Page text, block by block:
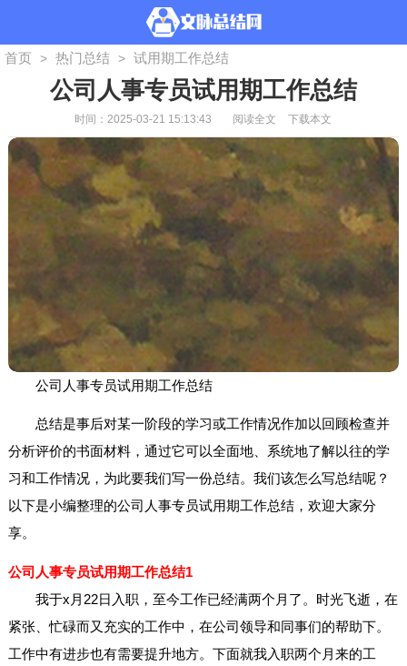
首页 > 热门总结 > 试用期工作总结
公司人事专员试用期工作总结
时间：2025-03-21 15:13:43 阅读全文 下载本文
公司人事专员试用期工作总结
总结是事后对某一阶段的学习或工作情况作加以回顾检查并
分析评价的书面材料，通过它可以全面地、系统地了解以往的学
习和工作情况，为此要我们写一份总结。我们该怎么写总结呢？
以下是小编整理的公司人事专员试用期工作总结，欢迎大家分
享。
公司人事专员试用期工作总结1
我于x月22日入职，至今工作已经满两个月了。时光飞逝，在
紧张、忙碌而又充实的工作中，在公司领导和同事们的帮助下。
工作中有进步也有需要提升地方。下面就我入职两个月来的工